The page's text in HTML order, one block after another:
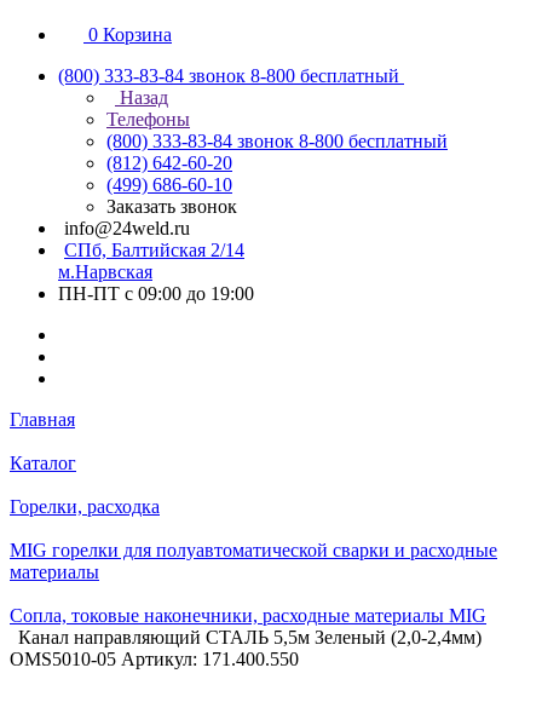
0 Корзина
(800) 333-83-84 звонок 8-800 бесплатный
Назад
Телефоны
(800) 333-83-84 звонок 8-800 бесплатный
(812) 642-60-20
(499) 686-60-10
Заказать звонок
info@24weld.ru
СПб, Балтийская 2/14
м.Нарвская
ПН-ПТ с 09:00 до 19:00
Главная
Каталог
Горелки, расходка
MIG горелки для полуавтоматической сварки и расходные
материалы
Сопла, токовые наконечники, расходные материалы MIG
Канал направляющий СТАЛЬ 5,5м Зеленый (2,0-2,4мм)
OMS5010-05 Артикул: 171.400.550